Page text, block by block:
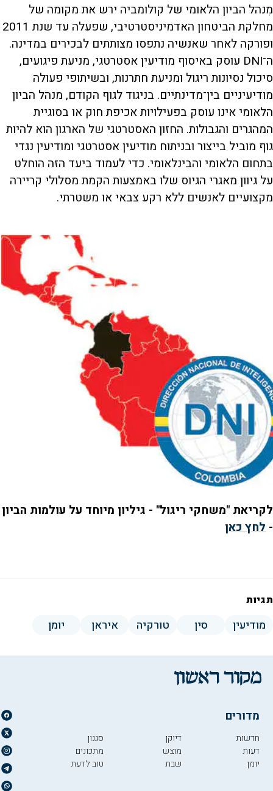
מִנהל הביון הלאומי של קולומביה ירש את מקומה של
מחלקת הביטחון האדמיניסטרטיבי, שפעלה עד שנת 2011
ופורקה לאחר שאנשיה נתפסו מצותתים לבכירים במדינה.
ה־DNI עוסק באיסוף מודיעין אסטרטגי, מניעת פיגועים,
סיכול נסיונות ריגול ומניעת חתרנות, ובשיתופי פעולה
מודיעיניים בין־מדינתיים. בניגוד לגוף הקודם, מנהל הביון
הלאומי אינו עוסק בפעילויות אכיפת חוק או בסוגיית
המהגרים והגבולות. החזון האסטרטגי של הארגון הוא להיות
גוף מוביל בייצור ובניתוח מודיעין אסטרטגי ומודיעין נגדי
בתחום הלאומי והבינלאומי. כדי לעמוד ביעד הזה הוחלט
על גיוון מאגרי הגיוס שלו באמצעות הקמת מסלולי קריירה
מקצועיים לאנשים ללא רקע צבאי או משטרתי.
לקריאת "משחקי ריגול" - גיליון מיוחד על עולמות הביון
- לחץ כאן
תגיות
מודיעין סין טורקיה איראן יומן
מדורים
חדשות
דעות
יומן
דיוקן
מוצש
שבת
סגנון
מתכונים
טוב לדעת